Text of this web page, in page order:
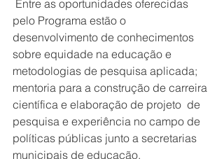
pelo Programa estão o
desenvolvimento de conhecimentos
sobre equidade na educação e
metodologias de pesquisa aplicada;
mentoria para a construção de carreira
científica e elaboração de projeto  de
pesquisa e experiência no campo de
políticas públicas junto a secretarias
municipais de educação.